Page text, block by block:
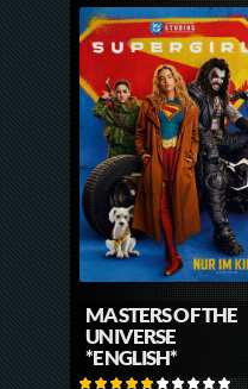
MASTERS OF THE
UNIVERSE
*ENGLISH*